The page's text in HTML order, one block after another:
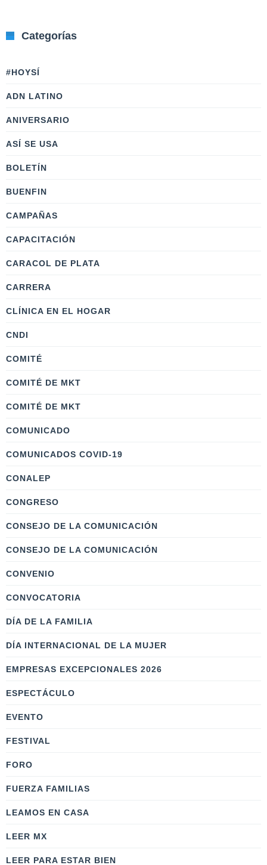
Categorías
#HOYSÍ
ADN LATINO
ANIVERSARIO
ASÍ SE USA
BOLETÍN
BUENFIN
CAMPAÑAS
CAPACITACIÓN
CARACOL DE PLATA
CARRERA
CLÍNICA EN EL HOGAR
CNDI
COMITÉ
COMITÉ DE MKT
COMITÉ DE MKT
COMUNICADO
COMUNICADOS COVID-19
CONALEP
CONGRESO
CONSEJO DE LA COMUNICACIÓN
CONSEJO DE LA COMUNICACIÓN
CONVENIO
CONVOCATORIA
DÍA DE LA FAMILIA
DÍA INTERNACIONAL DE LA MUJER
EMPRESAS EXCEPCIONALES 2026
ESPECTÁCULO
EVENTO
FESTIVAL
FORO
FUERZA FAMILIAS
LEAMOS EN CASA
LEER MX
LEER PARA ESTAR BIEN